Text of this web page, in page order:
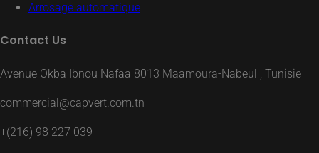
Arrosage automatique
Contact Us
Avenue Okba Ibnou Nafaa 8013 Maamoura-Nabeul , Tunisie
commercial@capvert.com.tn
+(216) 98 227 039